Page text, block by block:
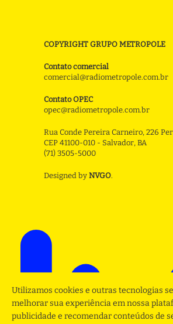
COPYRIGHT GRUPO METROPOLE
Contato comercial
comercial@radiometropole.com.br
Contato OPEC
opec@radiometropole.com.br
Rua Conde Pereira Carneiro, 226
CEP 41100-010 - Salvador, BA
(71) 3505-5000
Designed by NVGO.
Utilizamos cookies e outras tecnologias
melhorar sua experiência em nossa
publicidade e recomendar conteúdos de